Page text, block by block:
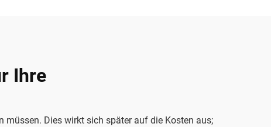
Ihre
müssen. Dies wirkt sich später auf die Kosten aus;